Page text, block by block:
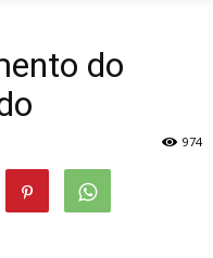
do
974